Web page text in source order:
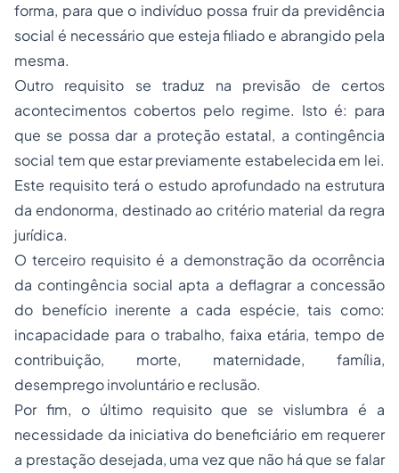
forma, para que o indivíduo possa fruir da previdência
social é necessário que esteja filiado e abrangido pela
mesma.
Outro requisito se traduz na previsão de certos
acontecimentos cobertos pelo regime. Isto é: para
que se possa dar a proteção estatal, a contingência
social tem que estar previamente estabelecida em lei.
Este requisito terá o estudo aprofundado na estrutura
da endonorma, destinado ao critério material da regra
jurídica.
O terceiro requisito é a demonstração da ocorrência
da contingência social apta a deflagrar a concessão
do benefício inerente a cada espécie, tais como:
incapacidade para o trabalho, faixa etária, tempo de
contribuição, morte, maternidade, família,
desemprego involuntário e reclusão.
Por fim, o último requisito que se vislumbra é a
necessidade da iniciativa do beneficiário em requerer
a prestação desejada, uma vez que não há que se falar